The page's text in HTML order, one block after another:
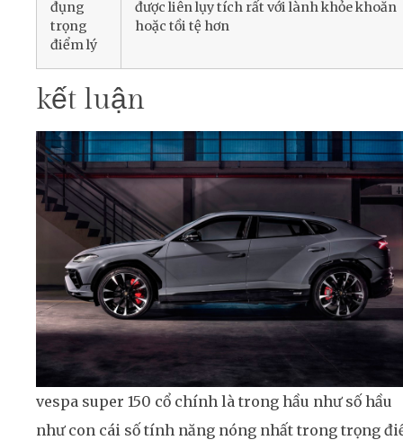
đụng
trọng
điểm lý
được liên lụy tích rất với lành khỏe khoắn
hoặc tồi tệ hơn
kết luận
vespa super 150 cổ chính là trong hầu như số hầu
như con cái số tính năng nóng nhất trong trọng